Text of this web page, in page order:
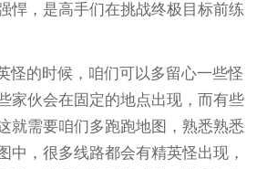
悍，是高手们在挑战终极目标前练
怪的时候，咱们可以多留心一些怪
家伙会在固定的地点出现，而有些
就需要咱们多跑跑地图，熟悉熟悉
中，很多线路都会有精英怪出现，